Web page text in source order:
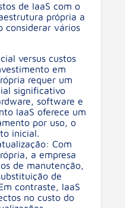
de IaaS com o
própria a
considerar vários
versus custos
em
requer um
significativo
software e
IaaS oferece um
por uso, o
inicial.
Com
a empresa
de manutenção,
de
contraste, IaaS
no custo do